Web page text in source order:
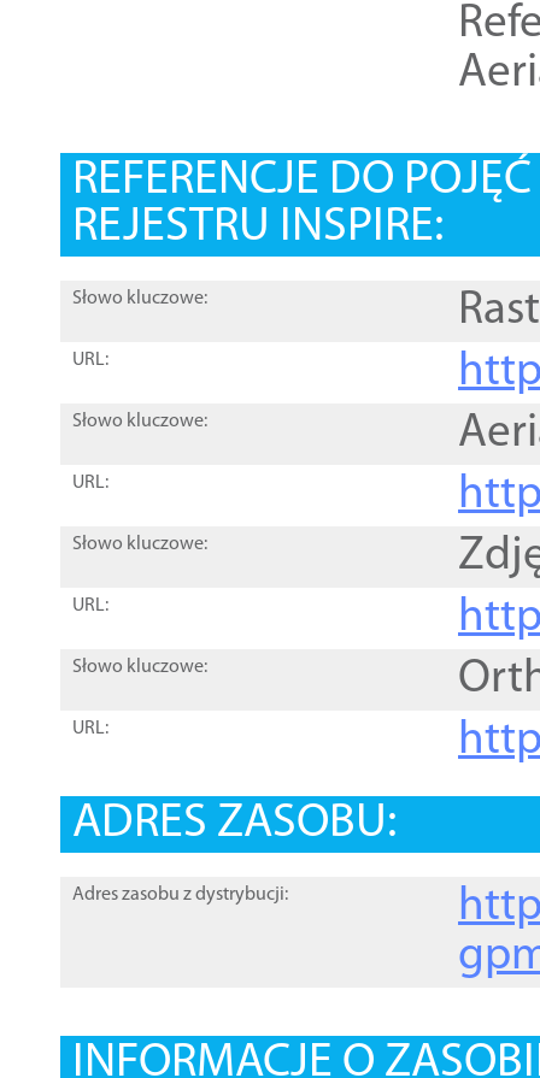
REFERENCJE DO
REJESTRU INSPIRE:
Słowo kluczowe:
URL:
Słowo kluczowe:
URL:
Słowo kluczowe:
URL:
Słowo kluczowe:
URL:
ADRES ZASOBU:
Adres zasobu z dystrybucji:
INFORMACJE O